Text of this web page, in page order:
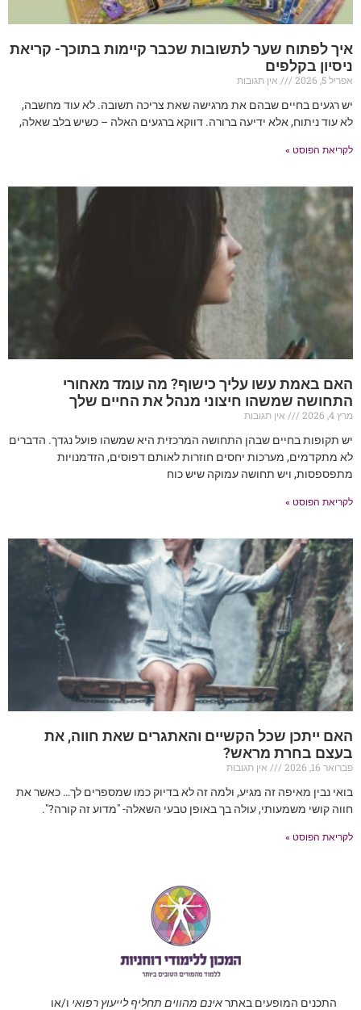
איך לפתוח שער לתשובות שכבר קיימות בתוכך- קריאת
ניסיון בקלפים
אפריל 5, 2026
אין תגובות
יש רגעים בחיים שבהם את מרגישה שאת צריכה תשובה. לא עוד מחשבה,
לא עוד ניתוח, אלא ידיעה ברורה. דווקא ברגעים האלה – כשיש בלב שאלה,
לקריאת הפוסט »
האם באמת עשו עליך כישוף? מה עומד מאחורי
התחושה שמשהו חיצוני מנהל את החיים שלך
מרץ 4, 2026
אין תגובות
יש תקופות בחיים שבהן התחושה המרכזית היא שמשהו פועל נגדך. הדברים
לא מתקדמים, מערכות יחסים חוזרות לאותם דפוסים, הזדמנויות
מתפספסות, ויש תחושה עמוקה שיש כוח
לקריאת הפוסט »
האם ייתכן שכל הקשיים והאתגרים שאת חווה, את
בעצם בחרת מראש?
פברואר 16, 2026
אין תגובות
בואי נבין מאיפה זה מגיע, ולמה זה לא בדיוק כמו שמספרים לך… כאשר את
חווה קושי משמעותי, עולה בך באופן טבעי השאלה- "מדוע זה קורה?".
לקריאת הפוסט »
התכנים המופעים באתראינם מהווים תחליף לייעוץ רפואי ו/או